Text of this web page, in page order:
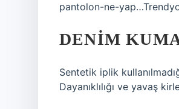
pantolon-ne-
DENIM
Sentetik iplik
Dayanıklılığı ve yavaş